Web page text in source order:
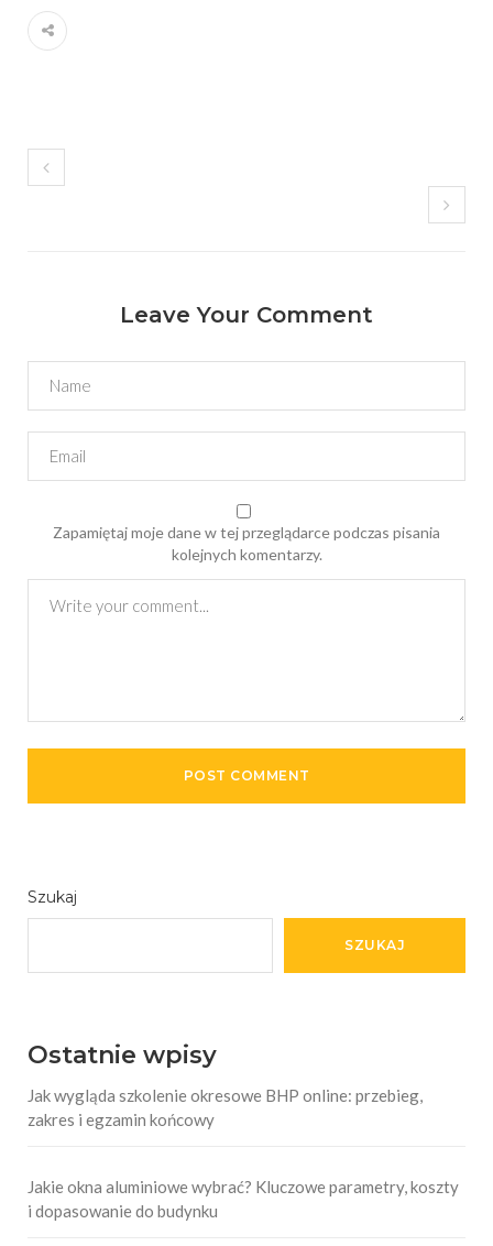
Leave Your Comment
Zapamiętaj moje dane w tej przeglądarce podczas pisania
kolejnych komentarzy.
Szukaj
SZUKAJ
Ostatnie wpisy
Jak wygląda szkolenie okresowe BHP online: przebieg,
zakres i egzamin końcowy
Jakie okna aluminiowe wybrać? Kluczowe parametry, koszty
i dopasowanie do budynku